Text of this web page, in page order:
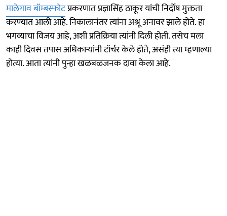
मालेगाव बॉम्बस्फोटप्रकरणात प्रज्ञासिंह ठाकूर यांची निर्दोष मुक्तता
करण्यात आली आहे. निकालानंतर त्यांना अश्रू अनावर झाले होते. हा
भगव्याचा विजय आहे, अशी प्रतिक्रिया त्यांनी दिली होती. तसेच मला
काही दिवस तपास अधिकाऱ्यांनी टॉर्चर केले होते, असंही त्या म्हणाल्या
होत्या. आता त्यांनी पुन्हा खळबळजनक दावा केला आहे.